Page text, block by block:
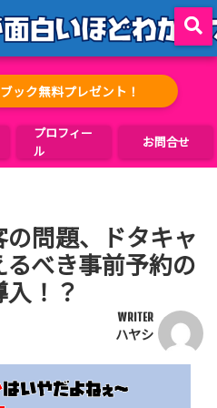
ック無料プレゼント！
プロフィー
ル
お問合せ
問題、ドタキャ
べき事前予約の
！？
WRITER
ハヤシ